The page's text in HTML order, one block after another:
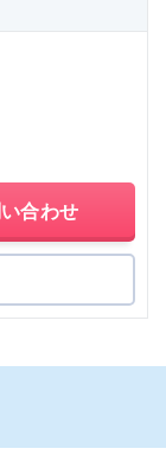
合わせ